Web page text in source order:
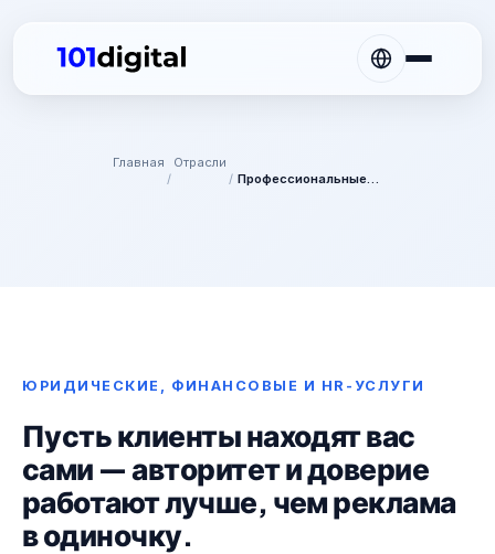
Главная
/
Отрасли
/
Профессиональные услуги
ЮРИДИЧЕСКИЕ, ФИНАНСОВЫЕ И HR-УСЛУГИ
Пусть клиенты находят вас
сами — авторитет и доверие
работают лучше, чем реклама
в одиночку.